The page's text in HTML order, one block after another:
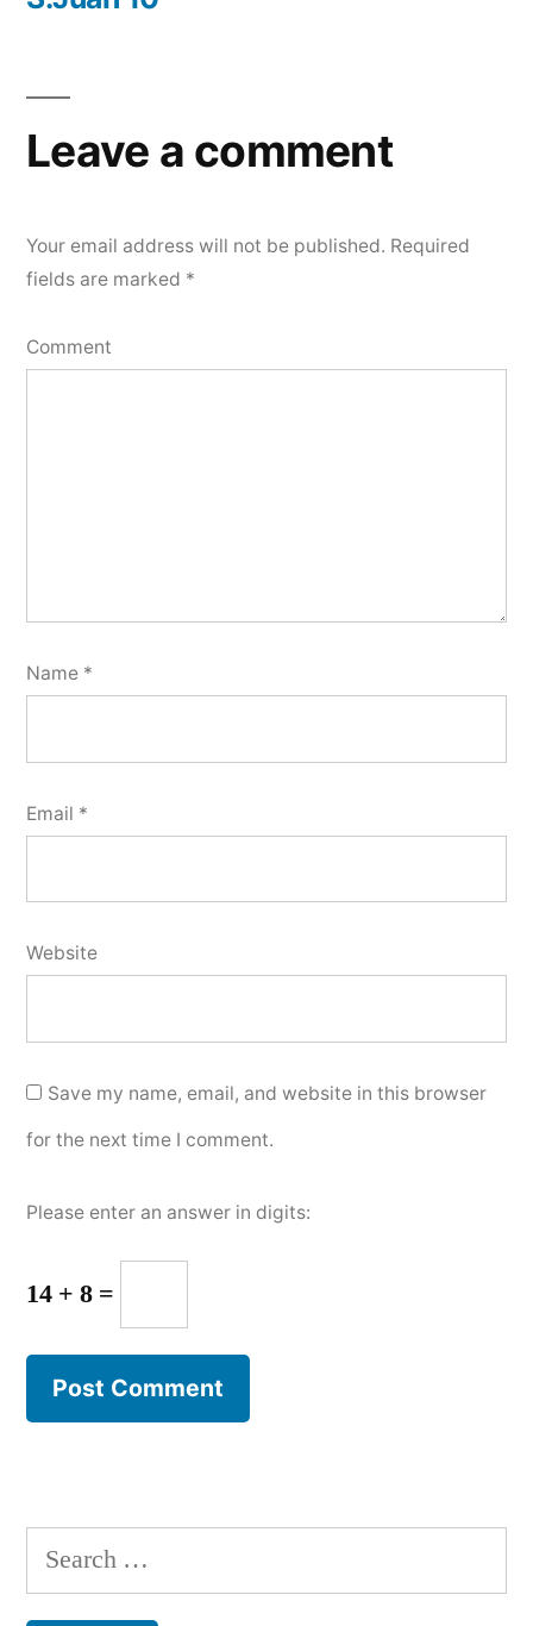
Leave a comment
Your email address will not be published. Required
fields are marked *
Comment
Name *
Email *
Website
Save my name, email, and website in this browser
for the next time I comment.
Please enter an answer in digits:
14 + 8 =
Search
for: